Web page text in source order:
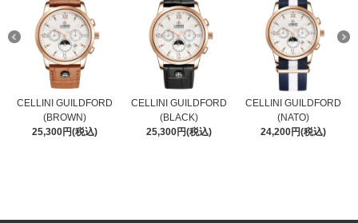
CELLINI GUILDFORD
(BROWN)
25,300円(税込)
CELLINI GUILDFORD
(BLACK)
25,300円(税込)
CELLINI GUILDFORD
(NATO)
24,200円(税込)